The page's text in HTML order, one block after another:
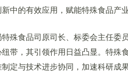
中的有效应用，赋能特殊食品产
食品司原司长、标委会主任委
带，其引领作用日益凸显。特殊
定与技术进步协同，加速科研成